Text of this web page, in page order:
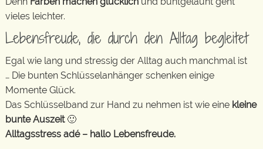
vieles leichter.
Lebensfreude, die durch den Alltag begleitet
Egal wie lang und stressig der Alltag auch manchmal ist
… Die bunten Schlüsselanhänger schenken einige
Momente Glück.
Das Schlüsselband zur Hand zu nehmen ist wie eine kleine
bunte Auszeit🙂
Alltagsstress adé – hallo Lebensfreude.